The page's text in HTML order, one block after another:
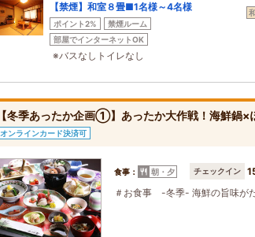
【禁煙】和室８畳■1名様～4名様
ポイント2%
禁煙ルーム
部屋でインターネットOK
※バスなしトイレなし
【冬季あったか企画①】あったか大作戦！海鮮鍋
オンラインカード決済可
食事： 朝・夕 チェックイン
＃お食事 -冬季- 海鮮の旨味が